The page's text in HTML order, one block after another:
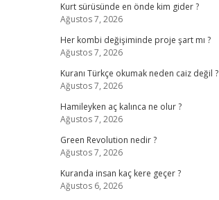
Kurt sürüsünde en önde kim gider ?
Ağustos 7, 2026
Her kombi değişiminde proje şart mı ?
Ağustos 7, 2026
Kuranı Türkçe okumak neden caiz değil ?
Ağustos 7, 2026
Hamileyken aç kalınca ne olur ?
Ağustos 7, 2026
Green Revolution nedir ?
Ağustos 7, 2026
Kuranda insan kaç kere geçer ?
Ağustos 6, 2026